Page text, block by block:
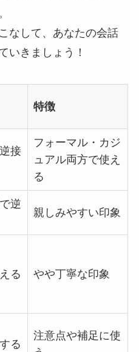
なして、あなたの会話
いきましょう！
特徴
接
フォーマル・カジ
ュアル両方で使え
る
逆
親しみやすい印象
る やや丁寧な印象
る
注意点や補足に使